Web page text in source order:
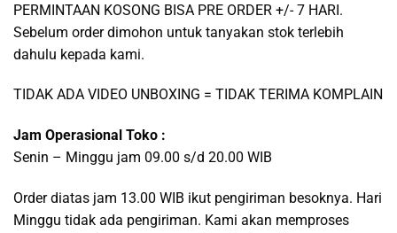
PERMINTAAN KOSONG BISA PRE ORDER +/- 7 HARI.
Sebelum order dimohon untuk tanyakan stok terlebih
dahulu kepada kami.
TIDAK ADA VIDEO UNBOXING = TIDAK TERIMA KOMPLAIN
Jam Operasional Toko :
Senin – Minggu jam 09.00 s/d 20.00 WIB
Order diatas jam 13.00 WIB ikut pengiriman besoknya. Hari
Minggu tidak ada pengiriman. Kami akan memproses